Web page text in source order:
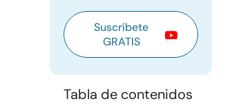
Suscríbete
GRATIS
Tabla de contenidos